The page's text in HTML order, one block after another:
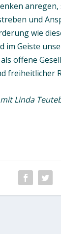
und
wie
im Geiste
offene
freiheitlicher
Linda